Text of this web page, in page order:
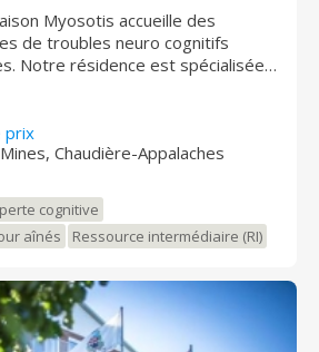
Myosotis accueille des
de troubles neuro cognitifs
Notre résidence est spécialisée
destinées aux troubles
sont axés sur le bien-être des
prix
Chaudière-Appalaches
cognitive
aînés
Ressource intermédiaire (RI)